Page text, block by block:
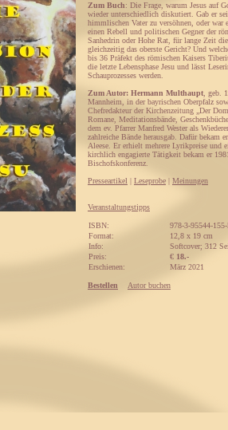
Zum Buch: Die Frage, warum Jesus auf
wieder unterschiedlich diskutiert. Gab er
himmlischen Vater zu versöhnen, oder
einen Rebell und politischen Gegner der
Sanhedrin oder Hohe Rat, für lange Zeit
gleichzeitig das oberste Gericht? Und
bis 36 Präfekt des römischen Kaisers
die letzte Lebensphase Jesu und lässt
Schauprozesses werden.
Zum Autor: Hermann Multhaupt , geb.
Mannheim, in der bayrischen Oberpfalz
Chefredakteur der Kirchenzeitung „Der
Romane, Meditationsbände,
dem ev. Pfarrer Manfred Wester als
zahlreiche Bände herausgab. Dafür bekam
Aleese. Er erhielt mehrere Lyrikpreise und
kirchlich engagierte Tätigkeit bekam er
Bischofskonferenz.
Presseartikel | Leseprobe | Meinungen
Veranstaltungstipps
ISBN:
978-3-95544-
Format:
12,8 x 19 cm
Info:
Softcover; 312
Preis:
€ 18.-
Erschienen:
März 2021
Bestellen Autor buchen